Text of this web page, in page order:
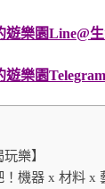
遊樂園Line@
遊樂園Telegram
樂】
！機器 x 材料 x